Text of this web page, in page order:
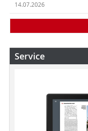
14.07.2026
Service